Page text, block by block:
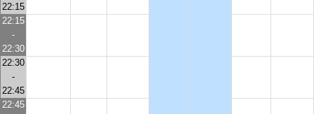
22:15
22:15
-
22:30
22:30
-
22:45
22:45